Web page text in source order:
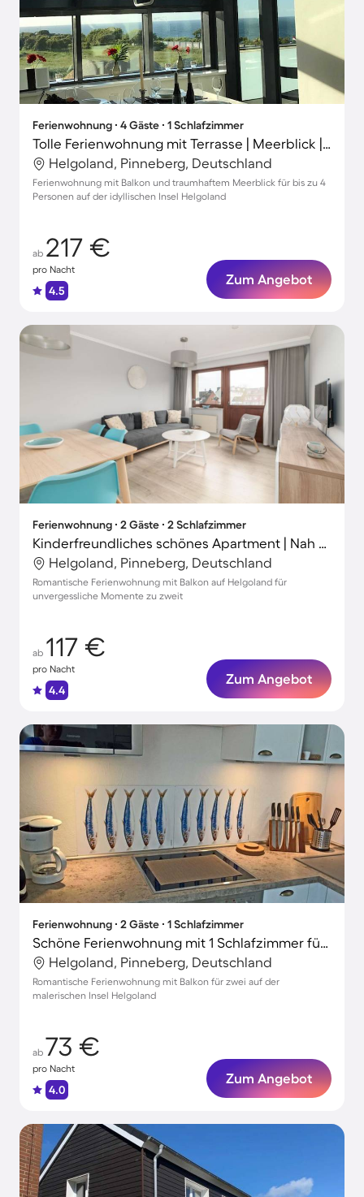
Ferienwohnung ∙ 4 Gäste ∙ 1 Schlafzimmer
Tolle Ferienwohnung mit Terrasse | Meerblick | Strand in der Nähe | Perfekt für die Arbeit von Zuhause
Helgoland, Pinneberg, Deutschland
Ferienwohnung mit Balkon und traumhaftem Meerblick für bis zu 4
Personen auf der idyllischen Insel Helgoland
ab 217 €
pro Nacht
4.5
Zum Angebot
Ferienwohnung ∙ 2 Gäste ∙ 2 Schlafzimmer
Kinderfreundliches schönes Apartment | Nah am Strand
Helgoland, Pinneberg, Deutschland
Romantische Ferienwohnung mit Balkon auf Helgoland für
unvergessliche Momente zu zweit
ab 117 €
pro Nacht
4.4
Zum Angebot
Ferienwohnung ∙ 2 Gäste ∙ 1 Schlafzimmer
Schöne Ferienwohnung mit 1 Schlafzimmer für 2 Personen
Helgoland, Pinneberg, Deutschland
Romantische Ferienwohnung mit Balkon für zwei auf der
malerischen Insel Helgoland
ab 73 €
pro Nacht
4.0
Zum Angebot